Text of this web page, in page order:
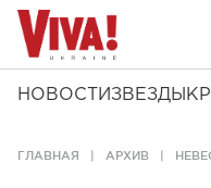
НОВОСТИ ЗВЕЗДЫ
ГЛАВНАЯ АРХИВ